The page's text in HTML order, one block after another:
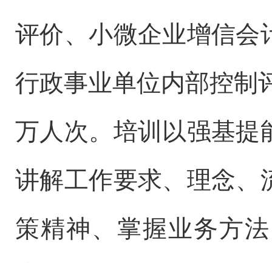
评价、小微企业增信会
行政事业单位内部控制
万人次。培训以强基提
讲解工作要求、理念、
策精神、掌握业务方